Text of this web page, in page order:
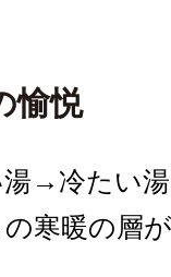
愉悦
→冷たい湯
寒暖の層